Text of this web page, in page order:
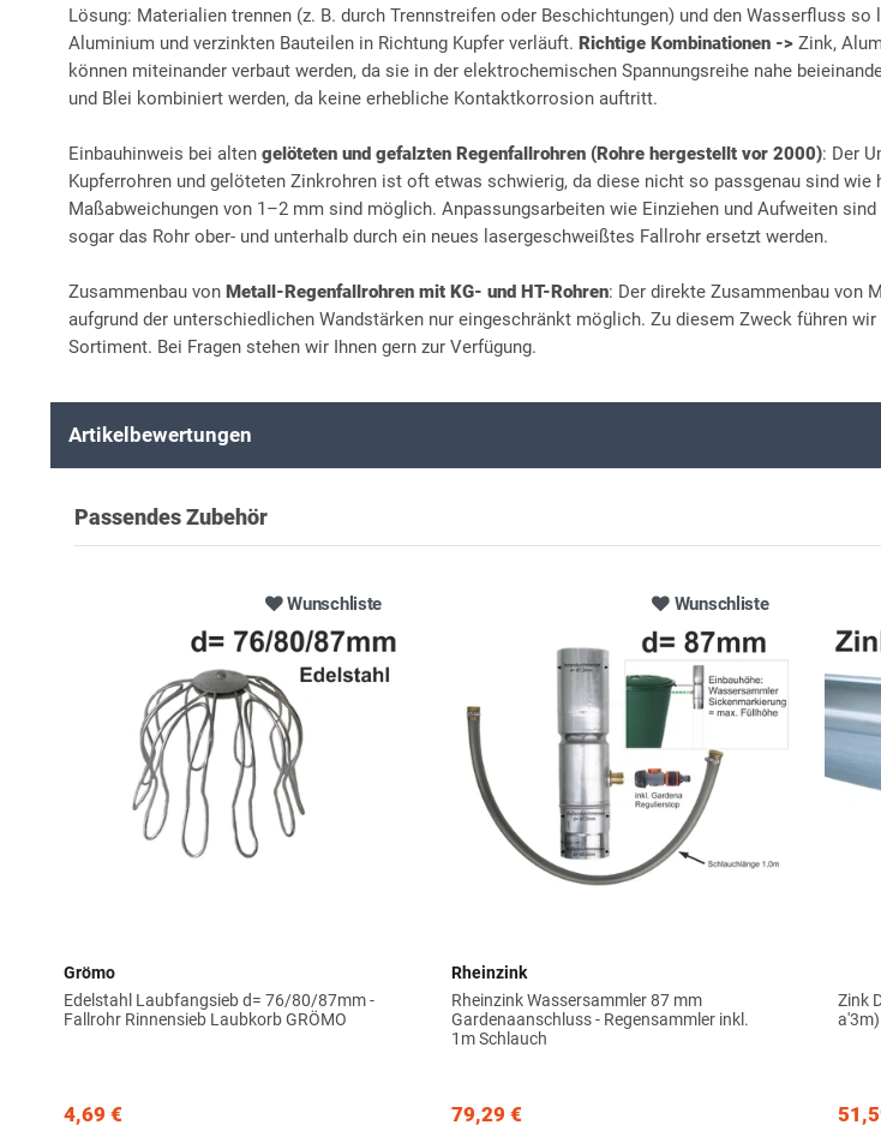
Lösung: Materialien trennen (z. B. durch Trennstreifen oder Beschichtungen) und den Wasserfluss so
Aluminium und verzinkten Bauteilen in Richtung Kupfer verläuft. Richtige Kombinationen -> Zink,
können miteinander verbaut werden, da sie in der elektrochemischen Spannungsreihe nahe
und Blei kombiniert werden, da keine erhebliche Kontaktkorrosion auftritt.
Einbauhinweis bei alten gelöteten und gefalzten Regenfallrohren (Rohre hergestellt vor 2000): Der
Kupferrohren und gelöteten Zinkrohren ist oft etwas schwierig, da diese nicht so passgenau sind wie
Maßabweichungen von 1–2 mm sind möglich. Anpassungsarbeiten wie Einziehen und Aufweiten
sogar das Rohr ober- und unterhalb durch ein neues lasergeschweißtes Fallrohr ersetzt werden.
Zusammenbau von Metall-Regenfallrohren mit KG- und HT-Rohren: Der direkte Zusammenbau von
aufgrund der unterschiedlichen Wandstärken nur eingeschränkt möglich. Zu diesem Zweck führen
Sortiment. Bei Fragen stehen wir Ihnen gern zur Verfügung.
Artikelbewertungen
Passendes Zubehör
Wunschliste
Grömo
Edelstahl Laubfangsieb d= 76/80/87mm -
Fallrohr Rinnensieb Laubkorb GRÖMO
4,69 €
Wunschliste
Rheinzink
Rheinzink Wassersammler 87 mm
Gardenaanschluss - Regensammler inkl.
1m Schlauch
79,29 €
Zink